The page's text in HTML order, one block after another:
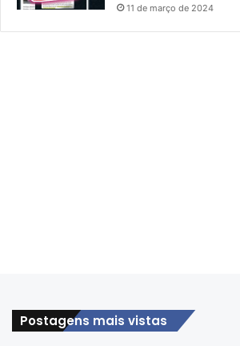
11 de março de 2024
Postagens mais vistas